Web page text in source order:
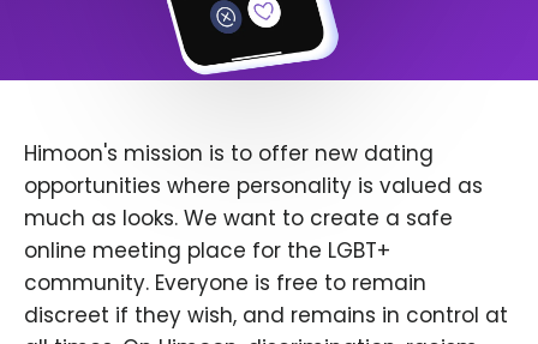
Himoon's mission is to offer new dating
opportunities where personality is valued as
much as looks. We want to create a safe
online meeting place for the LGBT+
community. Everyone is free to remain
discreet if they wish, and remains in control at